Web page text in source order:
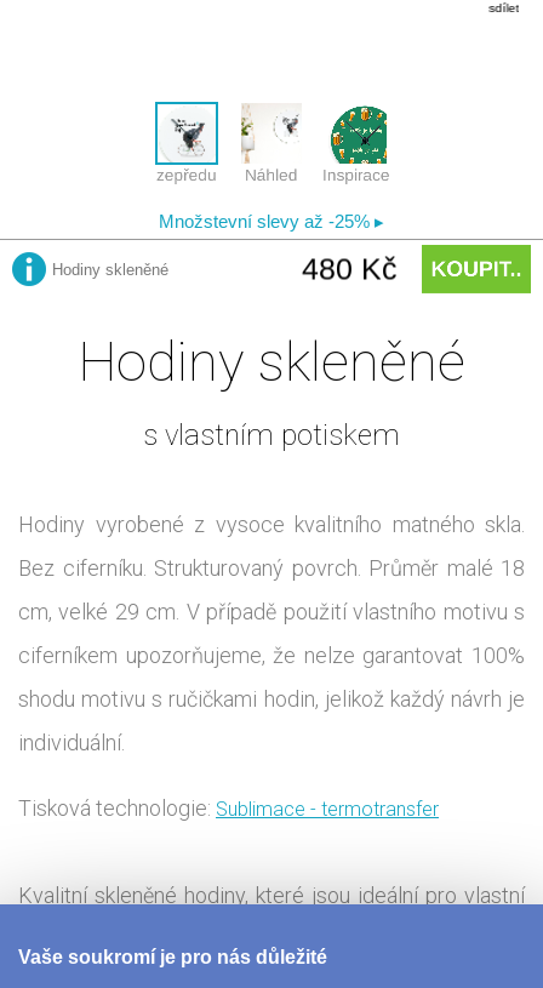
Hodiny skleněné
s vlastním potiskem
Hodiny vyrobené z vysoce kvalitního matného skla.
Bez ciferníku. Strukturovaný povrch. Průměr malé 18
cm, velké 29 cm. V případě použití vlastního motivu s
ciferníkem upozorňujeme, že nelze garantovat 100%
shodu motivu s ručičkami hodin, jelikož každý návrh je
individuální.
Tisková technologie: Sublimace - termotransfer
Kvalitní skleněné hodiny, které jsou ideální pro vlastní
Vaše soukromí je pro nás důležité